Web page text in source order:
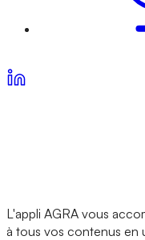
L'appli AGRA vous
à tous vos contenus en